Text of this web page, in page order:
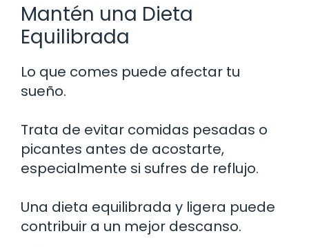
Mantén una Dieta
Equilibrada
Lo que comes puede afectar tu
sueño.
Trata de evitar comidas pesadas o
picantes antes de acostarte,
especialmente si sufres de reflujo.
Una dieta equilibrada y ligera puede
contribuir a un mejor descanso.